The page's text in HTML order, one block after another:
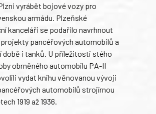
vyrábět bojové vozy pro
armádu. Plzeňské
kanceláři se podařilo navrhnout
pancéřových automobilů a
době i tanků. U příležitosti stého
obrněného automobilu PA-II
vydat knihu věnovanou vývoji
automobilů strojírnou
1919 až 1936.